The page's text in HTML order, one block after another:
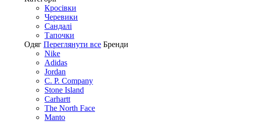
Кросівки
Черевики
Сандалі
Tапочки
Одяг Переглянути все Бренди
Nike
Adidas
Jordan
C. P. Company
Stone Island
Carhartt
The North Face
Manto